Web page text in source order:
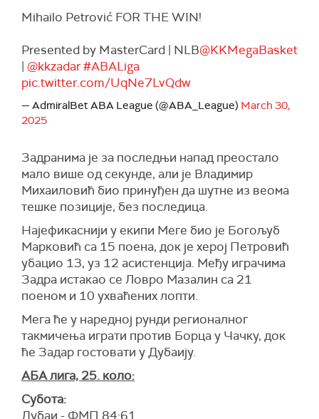
Mihailo Petrović FOR THE WIN!
Presented by MasterCard | NLB@KKMegaBasket
| @kkzadar#ABALiga
pic.twitter.com/UqNe7LvQdw
— AdmiralBet ABA League (@ABA_League) March 30,
2025
Задранима је за последњи напад преостало
мало више од секунде, али је Владимир
Михаиловић био принуђен да шутне из веома
тешке позиције, без последица.
Најефикаснији у екипи Меге био је Богољуб
Марковић са 15 поена, док је херој Петровић
убацио 13, уз 12 асистенција. Међу играчима
Задра истакао се Ловро Мазалин са 21
поеном и 10 ухваћених лопти.
Мега ће у наредној рунди регионалног
такмичења играти против Борца у Чачку, док
ће Задар гостовати у Дубаију.
АБА лига, 25. коло:
Субота:
Дубаи - ФМП 84:61